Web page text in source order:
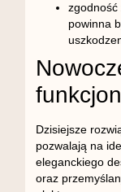
zgodność
powinna
Dzisiejsze
pozwalają na
eleganckiego
oraz